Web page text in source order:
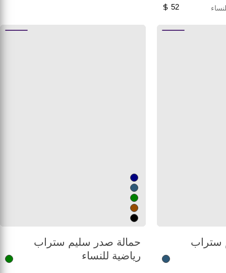
52
ستراب
حمالة صدر سليم ستراب
رياضية للنساء